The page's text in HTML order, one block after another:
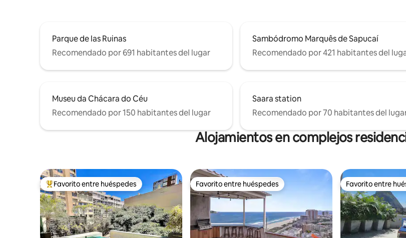
Parque de las Ruinas
Recomendado por 691 habitantes del lugar
Sambódromo Marquês de Sapucaí
Recomendado por 421 habitantes del
Museu da Chácara do Céu
Recomendado por 150 habitantes del lugar
Saara station
Recomendado por 70 habitantes del
Alojamientos en complejos
Favorito entre los huéspedes más destacados
Favorito entre huéspedes Favorito entre huéspedes
Favorito entre huéspedes Favorito entre
Favorito entre